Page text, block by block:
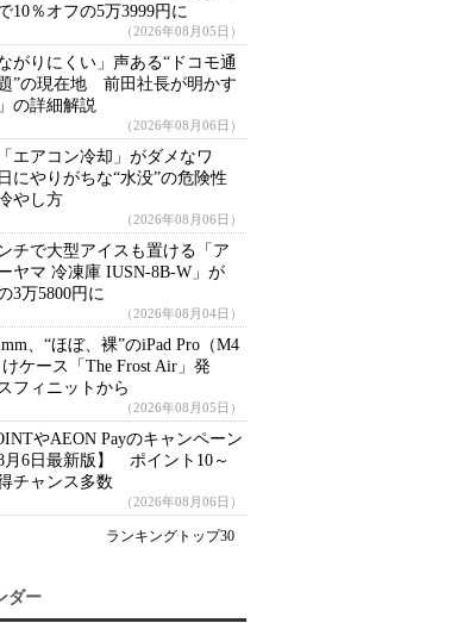
10％オフの5万3999円に
（2026年08月05日）
がりにくい」声ある“ドコモ通
”の現在地 前田社長が明かす
の詳細解説
（2026年08月06日）
エアコン冷却」がダメなワ
やりがちな“水没”の危険性
やし方
（2026年08月06日）
チで大型アイスも置ける「ア
ヤマ 冷凍庫 IUSN-8B-W」が
3万5800円に
（2026年08月04日）
、“ほぼ、裸”のiPad Pro（M4
ケース「The Frost Air」発
フィニットから
（2026年08月05日）
やAEON Payのキャンペーン
月6日最新版】 ポイント10～
チャンス多数
（2026年08月06日）
ランキングトップ30
ダー